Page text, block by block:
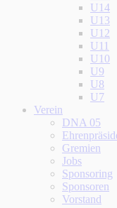
U14
U13
U12
U11
U10
U9
U8
U7
Verein
DNA 05
Gremien
Jobs
Sponsoring
Sponsoren
Vorstand